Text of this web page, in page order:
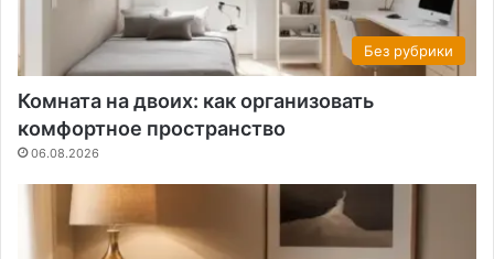
Без рубрики
Комната на двоих: как организовать
комфортное пространство
06.08.2026